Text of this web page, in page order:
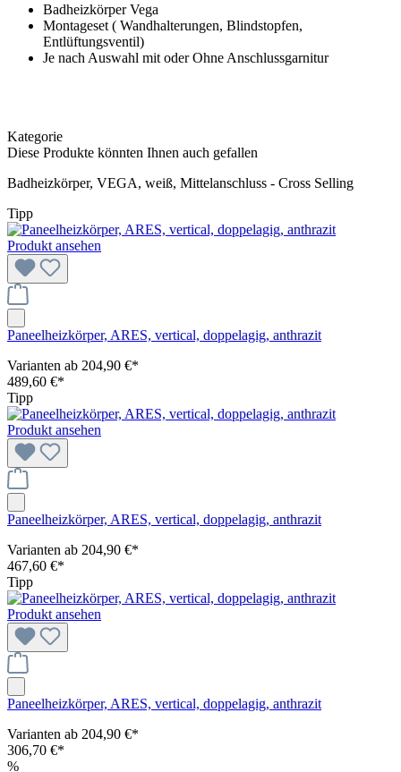
Badheizkörper Vega
Montageset ( Wandhalterungen, Blindstopfen,
Entlüftungsventil)
Je nach Auswahl mit oder Ohne Anschlussgarnitur
Kategorie
Diese Produkte könnten Ihnen auch gefallen
Badheizkörper, VEGA, weiß, Mittelanschluss - Cross Selling
Tipp
Produkt ansehen
Paneelheizkörper, ARES, vertical, doppelagig, anthrazit
Varianten ab 204,90 €*
489,60 €*
Tipp
Produkt ansehen
Paneelheizkörper, ARES, vertical, doppelagig, anthrazit
Varianten ab 204,90 €*
467,60 €*
Tipp
Produkt ansehen
Paneelheizkörper, ARES, vertical, doppelagig, anthrazit
Varianten ab 204,90 €*
306,70 €*
%